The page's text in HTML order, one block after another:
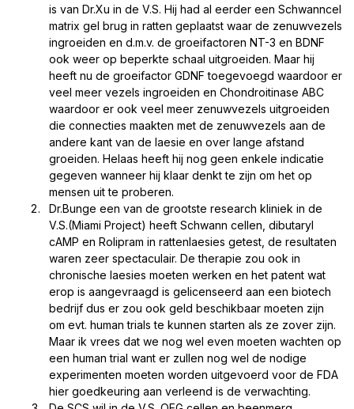
is van Dr.Xu in de V.S. Hij had al eerder een Schwanncel
matrix gel brug in ratten geplaatst waar de zenuwvezels
ingroeiden en d.m.v. de groeifactoren NT-3 en BDNF
ook weer op beperkte schaal uitgroeiden. Maar hij
heeft nu de groeifactor GDNF toegevoegd waardoor er
veel meer vezels ingroeiden en Chondroitinase ABC
waardoor er ook veel meer zenuwvezels uitgroeiden
die connecties maakten met de zenuwvezels aan de
andere kant van de laesie en over lange afstand
groeiden. Helaas heeft hij nog geen enkele indicatie
gegeven wanneer hij klaar denkt te zijn om het op
mensen uit te proberen.
Dr.Bunge een van de grootste research kliniek in de
V.S.(Miami Project) heeft Schwann cellen, dibutaryl
cAMP en Rolipram in rattenlaesies getest, de resultaten
waren zeer spectaculair. De therapie zou ook in
chronische laesies moeten werken en het patent wat
erop is aangevraagd is gelicenseerd aan een biotech
bedrijf dus er zou ook geld beschikbaar moeten zijn
om evt. human trials te kunnen starten als ze zover zijn.
Maar ik vrees dat we nog wel even moeten wachten op
een human trial want er zullen nog wel de nodige
experimenten moeten worden uitgevoerd voor de FDA
hier goedkeuring aan verleend is de verwachting.